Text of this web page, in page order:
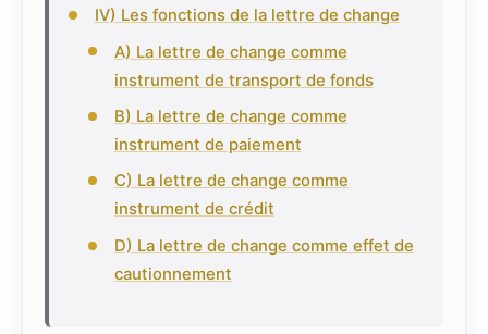
IV) Les fonctions de la lettre de change
A) La lettre de change comme
instrument de transport de fonds
B) La lettre de change comme
instrument de paiement
C) La lettre de change comme
instrument de crédit
D) La lettre de change comme effet de
cautionnement